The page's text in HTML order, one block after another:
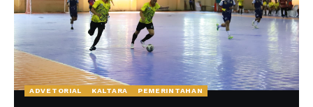
ADVETORIAL KALTARA PEMERINTAHAN